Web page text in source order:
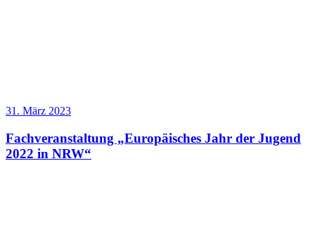
31. März 2023
Fachveranstaltung „Europäisches Jahr der Jugend
2022 in NRW“